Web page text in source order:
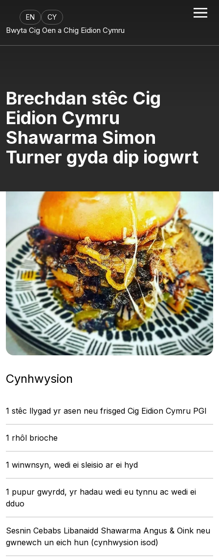
EN CY
Bwyta Cig Oen a Chig Eidion Cymru
Brechdan stêc Cig
Eidion Cymru
Shawarma Simon
Turner gyda dip iogwrt
Cynhwysion
1 stêc llygad yr asen neu frisged Cig Eidion Cymru PGI
1 rhôl brioche
1 winwnsyn, wedi ei sleisio ar ei hyd
1 pupur gwyrdd, yr hadau wedi eu tynnu ac wedi ei
dduo
Sesnin Cebabs Libanaidd Shawarma Angus & Oink neu
gwnewch un eich hun (cynhwysion isod)